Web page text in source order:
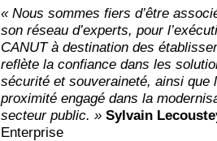
« Nous sommes fiers d’être
son réseau d’experts, pour
CANUT à destination des
reflète la confiance dans les
sécurité et souveraineté, ainsi que
proximité engagé dans la
secteur public. » Sylvain
Enterprise